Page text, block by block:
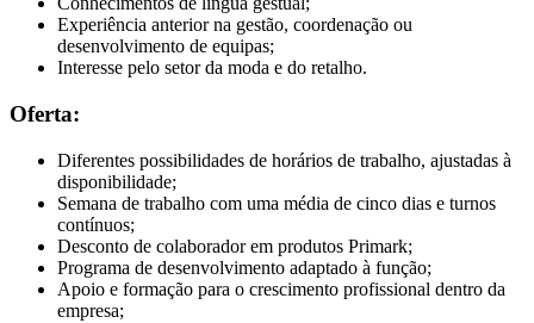
Experiência anterior na gestão, coordenação ou
desenvolvimento de equipas;
Interesse pelo setor da moda e do retalho.
Oferta:
Diferentes possibilidades de horários de trabalho, ajustadas à
disponibilidade;
Semana de trabalho com uma média de cinco dias e turnos
contínuos;
Desconto de colaborador em produtos Primark;
Programa de desenvolvimento adaptado à função;
Apoio e formação para o crescimento profissional dentro da
empresa;